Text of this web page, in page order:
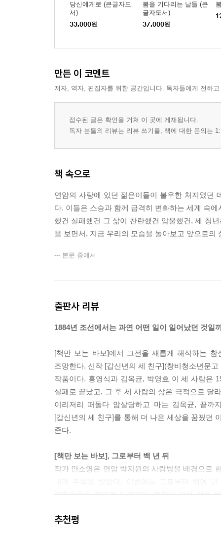
당신에게로 (큰글자도
서)
33,000원
봄을 기다리는 날들 (큰
글자도서)
37,000원
만든 이 코멘트
저자, 역자, 편집자를 위한 공간입니다. 독자들에게 전하
접수된 글은 확인을 거쳐 이 곳에 게재됩니다.
독자 분들의 리뷰는 리뷰 쓰기를, 책에 대한 문의는
책 속으로
연암의 사랑에 있던 젊은이들이 불우한 처지였던
다. 이들은 스승과 함께 급격히 변화하는 세계 속
했건 실패했건 그 삶이 찬란했건 암울했건, 세 청
을 보면서, 지금 우리의 모습을 돌아보고 앞으로의
--- 본문 중에서
출판사 리뷰
1884년 조선에서는 과연 어떤 일이 일어났던 것일
[책만 보는 바보]에서 고전을 새롭게 해석하는
조망한다. 신작 [갑신년의 세 친구](창비청소년문
작품이다. 홍영식과 김옥균, 박영효 이 세 사람은
실패로 끝났고, 그 후 세 사람의 삶은 극적으로 달
이리저리 떠돌다 암살당하고 마는 김옥균, 끝
[갑신년의 세 친구]를 통해 더 나은 세상을 꿈꿨던
준다.
[책만 보는 바보], 그로부터 백 년 뒤
작가 안소영은 연암 박지원의 사랑방을 배경으로
개혁가들의 곁으로 다가간다. 전작이 평생 책을
추천평